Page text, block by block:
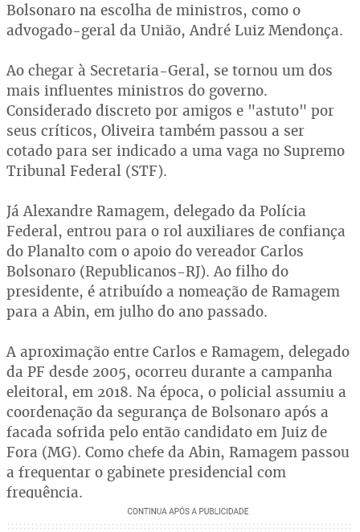
Bolsonaro na escolha de ministros, como o
advogado-geral da União, André Luiz Mendonça.
Ao chegar à Secretaria-Geral, se tornou um dos
mais influentes ministros do governo.
Considerado discreto por amigos e "astuto" por
seus críticos, Oliveira também passou a ser
cotado para ser indicado a uma vaga no Supremo
Tribunal Federal (STF).
Já Alexandre Ramagem, delegado da Polícia
Federal, entrou para o rol auxiliares de confiança
do Planalto com o apoio do vereador Carlos
Bolsonaro (Republicanos-RJ). Ao filho do
presidente, é atribuído a nomeação de Ramagem
para a Abin, em julho do ano passado.
A aproximação entre Carlos e Ramagem, delegado
da PF desde 2005, ocorreu durante a campanha
eleitoral, em 2018. Na época, o policial assumiu a
coordenação da segurança de Bolsonaro após a
facada sofrida pelo então candidato em Juiz de
Fora (MG). Como chefe da Abin, Ramagem passou
a frequentar o gabinete presidencial com
frequência.